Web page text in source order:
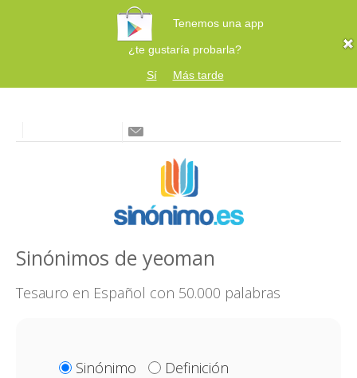
Tenemos una app
¿te gustaría probarla?
Sí
Más tarde
Sinónimos de yeoman
Tesauro en Español con 50.000 palabras
Sinónimo
Definición